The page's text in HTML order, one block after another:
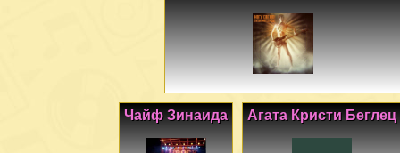
Агата Кристи Беглец
Чайф Зинаида